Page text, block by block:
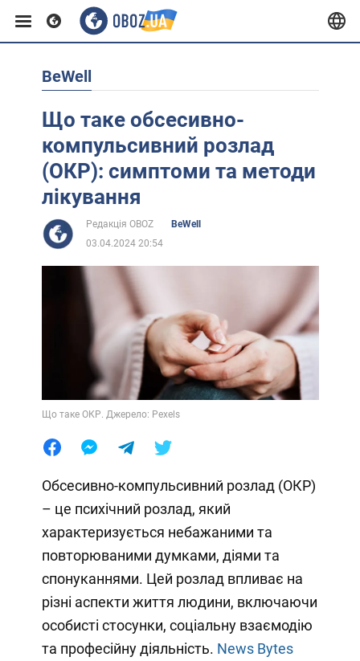
Європа
США
Африка
BeWell
Що таке обсесивно-
компульсивний розлад
(ОКР): симптоми та методи
лікування
Редакція OBOZ
BeWell
03.04.2024 20:54
Що таке ОКР. Джерело: Pexels
Обсесивно-компульсивний розлад (ОКР)
– це психічний розлад, який
характеризується небажаними та
повторюваними думками, діями та
спонуканнями. Цей розлад впливає на
різні аспекти життя людини, включаючи
особисті стосунки, соціальну взаємодію
та професійну діяльність. News Bytes